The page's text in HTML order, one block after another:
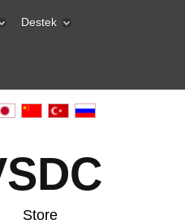
Destek
Store